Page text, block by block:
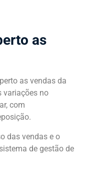
as
as vendas da
variações no
com
das vendas e o
de gestão de